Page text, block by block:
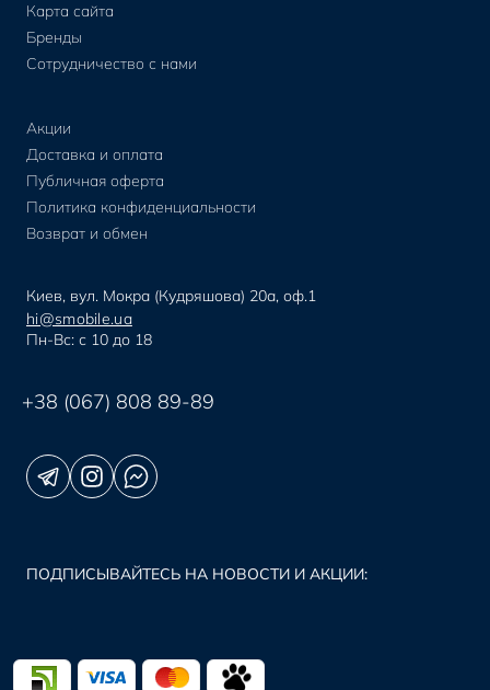
Карта сайта
Бренды
Сотрудничество с нами
Акции
Доставка и оплата
Публичная оферта
Политика конфиденциальности
Возврат и обмен
Киев, вул. Мокра (Кудряшова) 20а, оф.1
hi@smobile.ua
Пн-Вс: с 10 до 18
+38 (067) 808 89-89
ПОДПИСЫВАЙТЕСЬ НА НОВОСТИ И АКЦИИ: